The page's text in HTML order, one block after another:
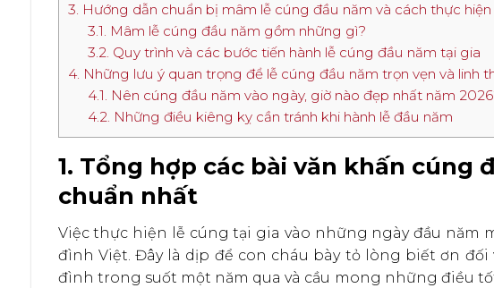
3. Hướng dẫn chuẩn bị mâm lễ cúng đầu năm và cách thực hiện
3.1. Mâm lễ cúng đầu năm gồm những gì?
3.2. Quy trình và các bước tiến hành lễ cúng đầu năm tại gia
4. Những lưu ý quan trọng để lễ cúng đầu năm trọn vẹn và linh
4.1. Nên cúng đầu năm vào ngày, giờ nào đẹp nhất năm
4.2. Những điều kiêng kỵ cần tránh khi hành lễ đầu năm
1. Tổng hợp các bài văn khấn cúng
chuẩn nhất
Việc thực hiện lễ cúng tại gia vào những ngày đầu
đình Việt. Đây là dịp để con cháu bày tỏ lòng biết ơn
đình trong suốt một năm qua và cầu mong những điều